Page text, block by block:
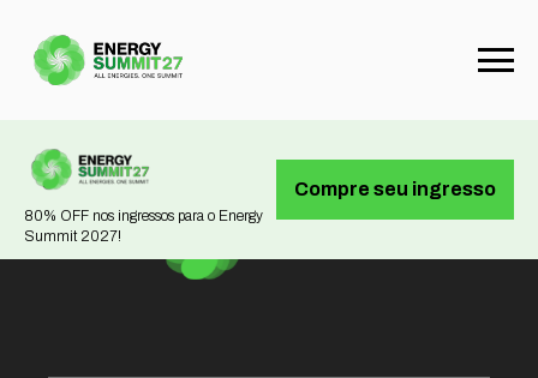
80% OFF nos ingressos para o Energy
Summit 2027!
Compre seu ingresso
Not found